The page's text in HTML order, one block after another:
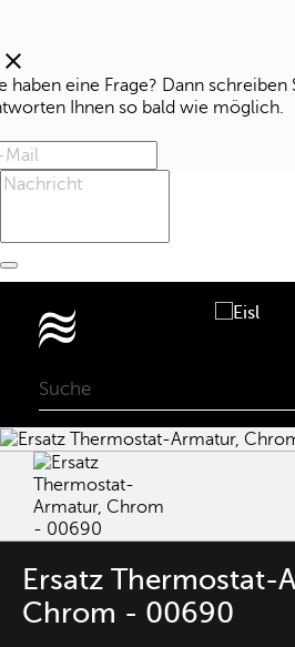
clear
haben eine Frage? Dann
Ihnen so bald wie möglich.
Ersatz Thermostat-
Chrom - 00690